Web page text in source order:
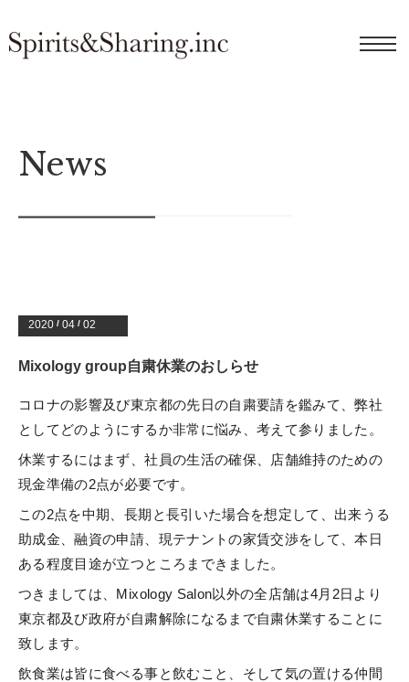
2020 / 04 / 02
Mixology group自粛休業のおしらせ
コロナの影響及び東京都の先日の自粛要請を鑑みて、弊社
としてどのようにするか非常に悩み、考えて参りました。
休業するにはまず、社員の生活の確保、店舗維持のための
現金準備の2点が必要です。
この2点を中期、長期と長引いた場合を想定して、出来うる
助成金、融資の申請、現テナントの家賃交渉をして、本日
ある程度目途が立つところまできました。
つきましては、Mixology Salon以外の全店舗は4月2日より
東京都及び政府が自粛解除になるまで自粛休業することに
致します。
飲食業は皆に食べる事と飲むこと、そして気の置ける仲間
News